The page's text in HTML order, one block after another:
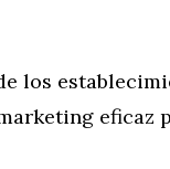
los
eficaz